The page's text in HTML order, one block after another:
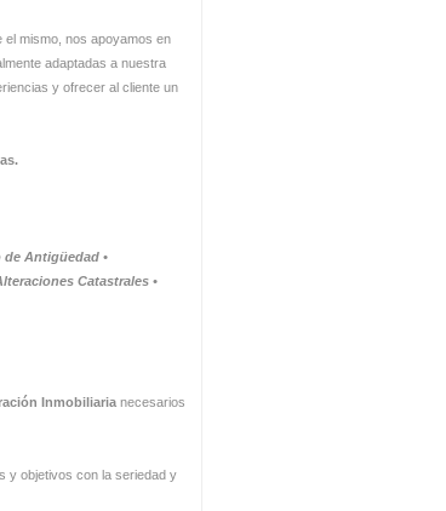
el mismo, nos apoyamos en
adaptadas a nuestra
y ofrecer al cliente un
Antigüedad •
Catastrales •
Inmobiliaria necesarios
y objetivos con la seriedad y